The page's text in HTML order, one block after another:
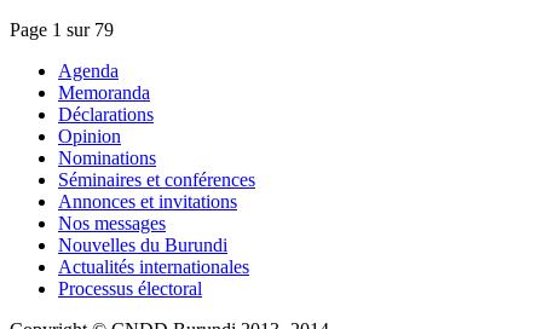
Page 1 sur 79
Agenda
Memoranda
Déclarations
Opinion
Nominations
Séminaires et conférences
Annonces et invitations
Nos messages
Nouvelles du Burundi
Actualités internationales
Processus électoral